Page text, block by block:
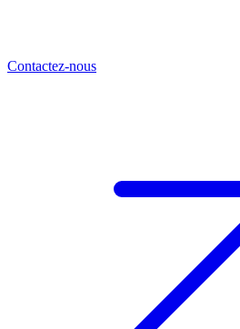
Contactez-nous